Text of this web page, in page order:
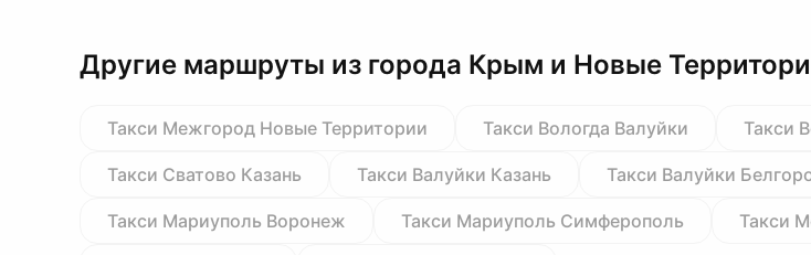
Другие маршруты из города Крым и Новые
Такси Межгород Новые Территории Такси Вологда Валуйки Такси
Такси Сватово Казань Такси Валуйки Казань Такси Валуйки
Такси Мариуполь Воронеж Такси Мариуполь Симферополь Такси